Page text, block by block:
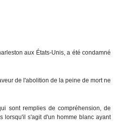
aux États-Unis, a été condamné
de l'abolition de la peine de mort ne
sont remplies de compréhension, de
lorsqu'il s'agit d'un homme blanc ayant